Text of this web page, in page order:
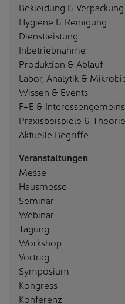
Bekleidung &
Hygiene & Reinigung
Dienstleistung
Inbetriebnahme
Produktion & Ablauf
Labor, Analytik &
Wissen & Events
F+E &
Praxisbeispiele & Theorie
Aktuelle Begriffe
Veranstaltungen
Messe
Hausmesse
Seminar
Webinar
Tagung
Workshop
Vortrag
Symposium
Kongress
Konferenz